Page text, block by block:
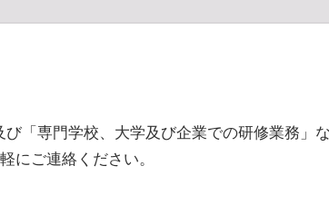
び「専門学校、大学及び企業での研修業務
にご連絡ください。